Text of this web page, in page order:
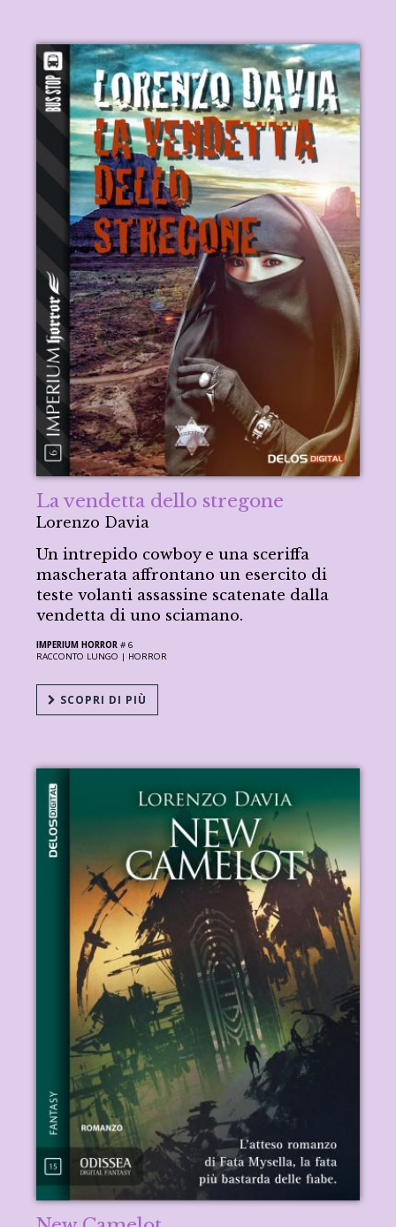
La vendetta dello stregone
Lorenzo Davia
Un intrepido cowboy e una sceriffa
mascherata affrontano un esercito di
teste volanti assassine scatenate dalla
vendetta di uno sciamano.
IMPERIUM HORROR # 6
RACCONTO LUNGO | HORROR
SCOPRI DI PIÙ